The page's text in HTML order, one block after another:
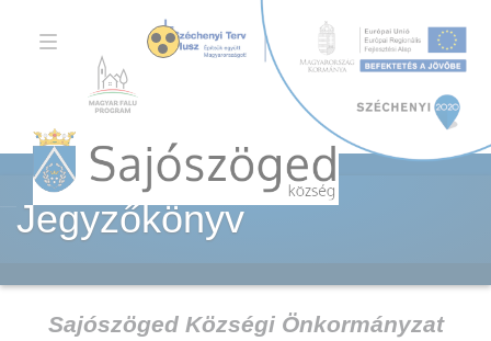
TOGGLE
NAVIGATION
Jegyzőkönyv
Sajószöged Községi Önkormányzat